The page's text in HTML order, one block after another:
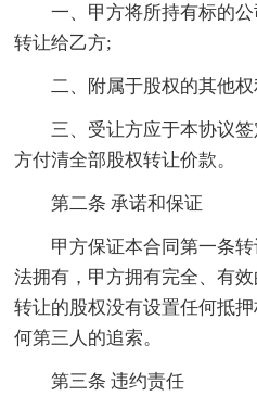
一、甲方将所持有标的
转让给乙方;
二、附属于股权的其他
三、受让方应于本协议
方付清全部股权转让价款。
第二条 承诺和保证
甲方保证本合同第一条
法拥有，甲方拥有完全、有
转让的股权没有设置任何抵
何第三人的追索。
第三条 违约责任